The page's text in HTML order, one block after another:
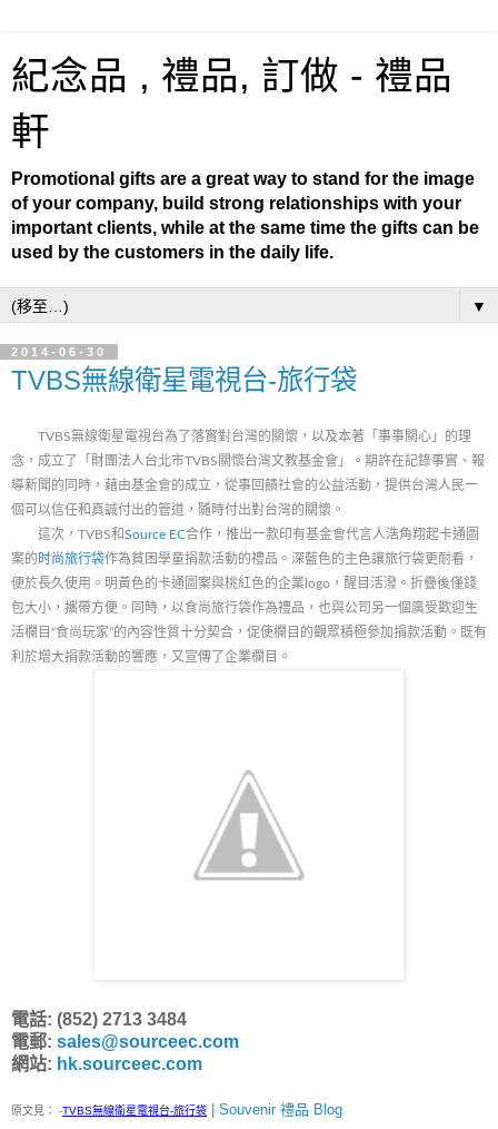
紀念品 , 禮品, 訂做 - 禮品
軒
Promotional gifts are a great way to stand for the image
of your company, build strong relationships with your
important clients, while at the same time the gifts can be
used by the customers in the daily life.
▼
2014-06-30
TVBS無線衛星電視台-旅行袋
TVBS無線衛星電視台為了落實對台灣的關懷，以及本著「事事關心」的理
念，成立了「財團法人台北市TVBS關懷台灣文教基金會」。期許在記錄事實、報
導新聞的同時，藉由基金會的成立，從事回饋社會的公益活動，提供台灣人民一
個可以信任和真誠付出的管道，隨時付出對台灣的關懷。
這次，TVBS和Source EC合作，推出一款印有基金會代言人浩角翔起卡通圖
案的 时尚旅行袋作為貧困學童捐款活動的禮品。深藍色的主色讓旅行袋更耐看，
便於長久使用。明黃色的卡通圖案與桃紅色的企業logo，醒目活潑。折疊後僅錢
包大小，攜帶方便。同時，以食尚旅行袋作為禮品，也與公司另一個廣受歡迎生
活欄目“食尚玩家”的內容性質十分契合，促使欄目的觀眾積極參加捐款活動。既有
利於增大捐款活動的響應，又宣傳了企業欄目。
電話: (852) 2713 3484
電郵: sales@sourceec.com
網站: hk.sourceec.com
原文見： -TVBS無線衛星電視台-旅行袋 | Souvenir 禮品 Blog